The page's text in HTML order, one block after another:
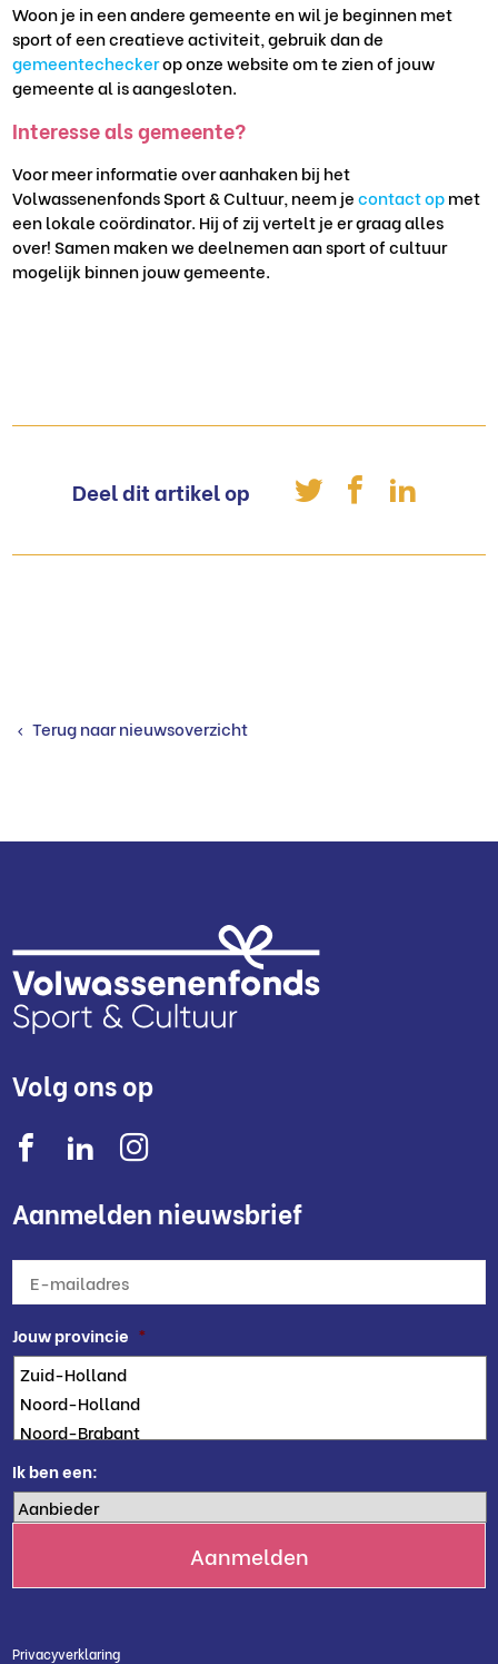
Woon je in een andere gemeente en wil je beginnen met
sport of een creatieve activiteit, gebruik dan de
gemeentecheckerop onze website om te zien of jouw
gemeente al is aangesloten.
Interesse als gemeente?
Voor meer informatie over aanhaken bij het
Volwassenenfonds Sport & Cultuur, neem jecontact opmet
een lokale coördinator. Hij of zij vertelt je er graag alles
over! Samen maken we deelnemen aan sport of cultuur
mogelijk binnen jouw gemeente.
Deel dit artikel op
Terug naar nieuwsoverzicht
Volg ons op
Aanmelden nieuwsbrief
mailadres *
Jouw provincie *
Ik ben een:
Privacyverklaring